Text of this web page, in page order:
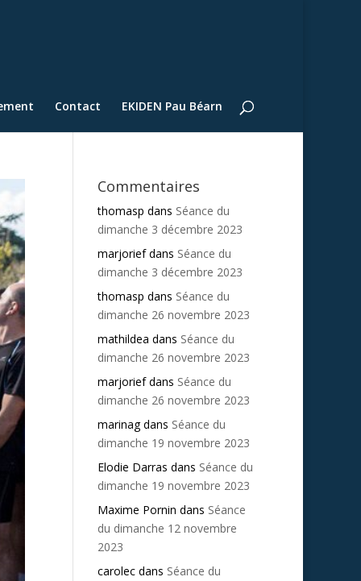
Contact EKIDEN Pau Béarn
Commentaires
thomasp dans Séance du
dimanche 3 décembre 2023
marjoriefdans Séance du
dimanche 3 décembre 2023
thomasp dans Séance du
dimanche 26 novembre 2023
mathildea dans Séance du
dimanche 26 novembre 2023
marjoriefdans Séance du
dimanche 26 novembre 2023
marinagdans Séance du
dimanche 19 novembre 2023
Elodie Darras dans Séance du
dimanche 19 novembre 2023
Maxime Pornin dans Séance
du dimanche 12 novembre
2023
carolecdans Séance du